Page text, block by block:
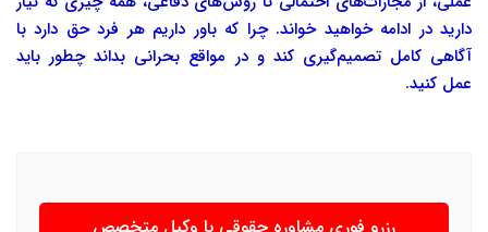
دارید در ادامه خواهید خواند. چرا که باور داریم هر فرد حق دارد با
آگاهی کامل تصمیم‌گیری کند و در مواقع بحرانی بداند چطور باید
عمل کنید.